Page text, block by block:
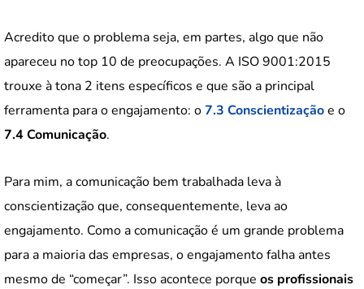
Acredito que o problema seja, em partes, algo que não
apareceu no top 10 de preocupações. A ISO 9001:2015
trouxe à tona 2 itens específicos e que são a principal
ferramenta para o engajamento: o7.3 Conscientizaçãoe o
7.4 Comunicação.
Para mim, a comunicação bem trabalhada leva à
conscientização que, consequentemente, leva ao
engajamento. Como a comunicação é um grande problema
para a maioria das empresas, o engajamento falha antes
mesmo de “começar”. Isso acontece porque os profissionais